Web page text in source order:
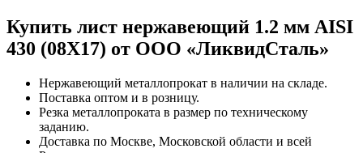
Купить лист нержавеющий 1.2 мм AISI
430 (08Х17) от ООО «ЛиквидСталь»
Нержавеющий металлопрокат в наличии на складе.
Поставка оптом и в розницу.
Резка металлопроката в размер по техническому
заданию.
Доставка по Москве, Московской области и всей